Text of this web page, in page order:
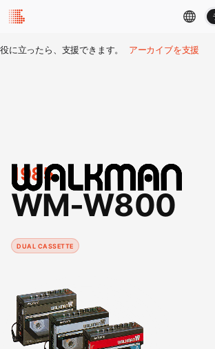
役に立ったら、支援できます。 アーカイブを支援
1985
WM-W800
DUAL CASSETTE